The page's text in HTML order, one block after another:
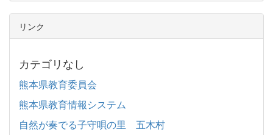
リンク
カテゴリなし
熊本県教育委員会
熊本県教育情報システム
自然が奏でる子守唄の里 五木村